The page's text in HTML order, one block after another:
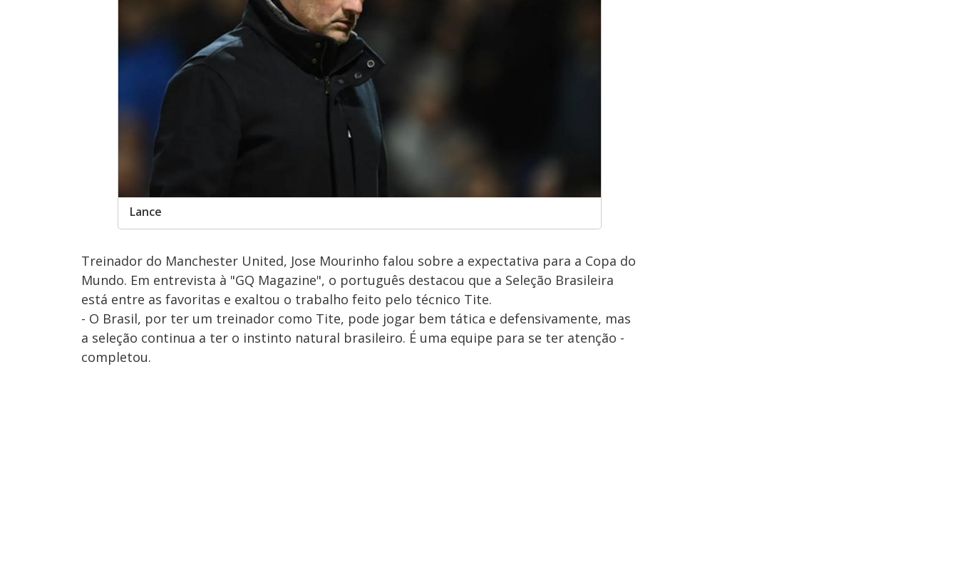
Lance
Treinador do Manchester United, Jose Mourinho falou sobre a expectativa para a Copa do
Mundo. Em entrevista à "GQ Magazine", o português destacou que a Seleção Brasileira
está entre as favoritas e exaltou o trabalho feito pelo técnico Tite.
- O Brasil, por ter um treinador como Tite, pode jogar bem tática e defensivamente, mas
a seleção continua a ter o instinto natural brasileiro. É uma equipe para se ter atenção -
completou.